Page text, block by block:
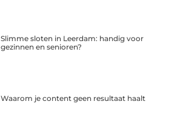
Slimme sloten in Leerdam: handig voor
gezinnen en senioren?
Waarom je content geen resultaat haalt